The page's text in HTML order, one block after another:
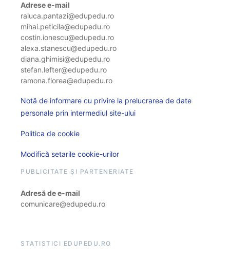
Adrese e-mail
raluca.pantazi@edupedu.ro
mihai.peticila@edupedu.ro
costin.ionescu@edupedu.ro
alexa.stanescu@edupedu.ro
diana.ghimisi@edupedu.ro
stefan.lefter@edupedu.ro
ramona.florea@edupedu.ro
Notă de informare cu privire la prelucrarea de date
personale prin intermediul site-ului
Politica de cookie
Modifică setarile cookie-urilor
PUBLICITATE ȘI PARTENERIATE
Adresă de e-mail
comunicare@edupedu.ro
STATISTICI EDUPEDU.RO